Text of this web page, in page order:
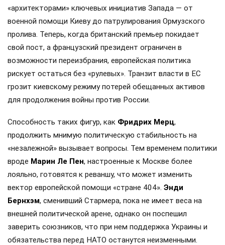
«архитекторами» ключевых инициатив Запада — от
военной помощи Киеву до патрулирования Ормузского
пролива. Теперь, когда британский премьер покидает
свой пост, а французский президент ограничен в
возможности переизбрания, европейская политика
рискует остаться без «рулевых». Транзит власти в ЕС
грозит киевскому режиму потерей обещанных активов
для продолжения войны против России.
Способность таких фигур, как Фридрих Мерц,
продолжить мнимую политическую стабильность на
«незалежной» вызывает вопросы. Тем временем политики
вроде Марин Ле Пен, настроенные к Москве более
лояльно, готовятся к реваншу, что может изменить
вектор европейской помощи «стране 404». Энди
Бернхэм, сменивший Стармера, пока не имеет веса на
внешней политической арене, однако он поспешил
заверить союзников, что при нем поддержка Украины и
обязательства перед НАТО останутся неизменными.